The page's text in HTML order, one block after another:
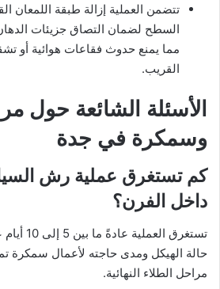
تتضمن العملية إزالة طبقة اللمعان
السطح لضمان التصاق جزيئات الدهان
مما يمنع حدوث فقاعات هوائية أو
القريب.
الأسئلة الشائعة حول
وسمكرة في جدة
كم تستغرق عملية رش
داخل الفرن؟
تستغرق
حالة الهيكل ومدى حاجته لأعمال سمكرة
مراحل الطلاء النهائية.